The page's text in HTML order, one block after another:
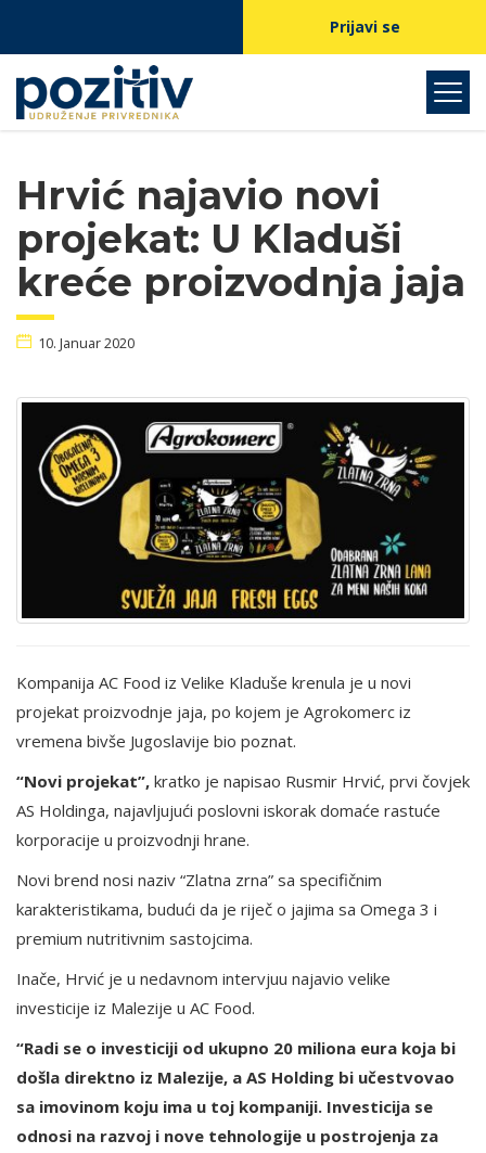
Prijavi se
Hrvić najavio novi
projekat: U Kladuši
kreće proizvodnja jaja
10. Januar 2020
Kompanija AC Food iz Velike Kladuše krenula je u novi
projekat proizvodnje jaja, po kojem je Agrokomerc iz
vremena bivše Jugoslavije bio poznat.
“Novi projekat”, kratko je napisao Rusmir Hrvić, prvi čovjek
AS Holdinga, najavljujući poslovni iskorak domaće rastuće
korporacije u proizvodnji hrane.
Novi brend nosi naziv “Zlatna zrna” sa specifičnim
karakteristikama, budući da je riječ o jajima sa Omega 3 i
premium nutritivnim sastojcima.
Inače, Hrvić je u nedavnom intervjuu najavio velike
investicije iz Malezije u AC Food.
“Radi se o investiciji od ukupno 20 miliona eura koja bi
došla direktno iz Malezije, a AS Holding bi učestvovao
sa imovinom koju ima u toj kompaniji. Investicija se
odnosi na razvoj i nove tehnologije u postrojenja za